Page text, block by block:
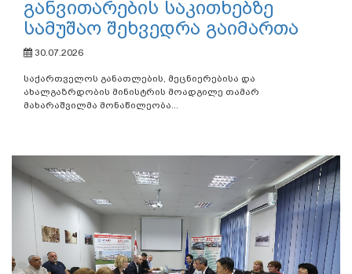
განვითარების საკითხებზე
სამუშაო შეხვედრა გაიმართა
30.07.2026
საქართველოს განათლების, მეცნიერებისა და
ახალგაზრდობის მინისტრის მოადგილე თამარ
მახარაშვილმა მონაწილეობა...